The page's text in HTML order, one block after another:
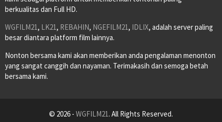
berkualitas dan Full HD.
WGFILM21, LK21, REBAHIN, NGEFILM21, IDLIX, adalah server paling
besar diantara platform film lainnya.
Nonton bersama kami akan memberikan anda pengalaman menonton
yang sangat canggih dan nayaman. Terimakasih dan semoga betah
bersama kami.
© 2026 - WGFILM21. All Rights Reserved.